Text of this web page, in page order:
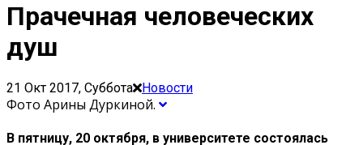
Прачечная человеческих
душ
21 Окт 2017, Суббота Новости
Фото Арины Дуркиной.
В пятницу, 20 октября, в университете состоялась